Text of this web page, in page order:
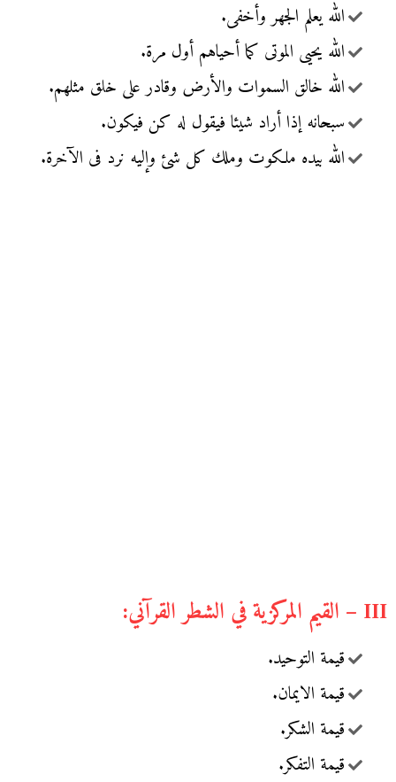
الله يعلم الجهر وأخفى.
الله يحيى الموتى كما أحياهم أول مرة.
الله خالق السموات والأرض وقادر على خلق مثلهم.
سبحانه إذا أراد شيئا فيقول له كن فيكون.
الله بيده ملكوت وملك كل شئ وإليه نرد فى الآخرة.
III – القيم المركزية في الشطر القرآني:
قيمة التوحيد.
قيمة الايمان.
قيمة الشكر.
قيمة التفكر.